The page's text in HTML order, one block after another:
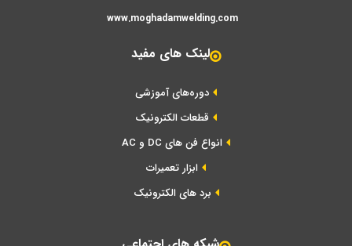
www.moghadamwelding.com
لینک های مفید
دوره‌های آموزشی
قطعات الکترونیک
انواع فن های DC و AC
ابزار تعمیرات
برد های الکترونیک